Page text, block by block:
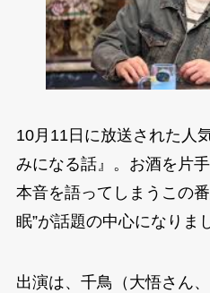
10月11日に放送された人
みになる話』。お酒を片
本音を語ってしまうこの
眠”が話題の中心になりま
出演は、千鳥（大悟さん